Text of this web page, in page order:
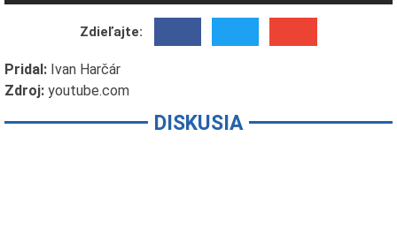
Zdieľajte:
Pridal: Ivan Harčár
Zdroj: youtube.com
DISKUSIA